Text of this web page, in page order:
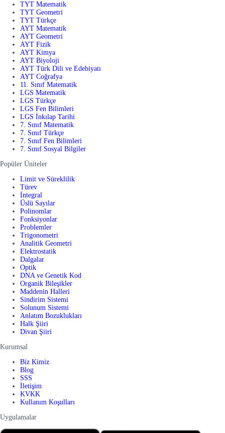
TYT Matematik
TYT Geometri
TYT Türkçe
AYT Matematik
AYT Geometri
AYT Fizik
AYT Kimya
AYT Biyoloji
AYT Türk Dili ve Edebiyatı
AYT Coğrafya
11. Sınıf Matematik
LGS Matematik
LGS Türkçe
LGS Fen Bilimleri
LGS İnkılap Tarihi
7. Sınıf Matematik
7. Sınıf Türkçe
7. Sınıf Fen Bilimleri
7. Sınıf Sosyal Bilgiler
Popüler Üniteler
Limit ve Süreklilik
Türev
İntegral
Üslü Sayılar
Polinomlar
Fonksiyonlar
Problemler
Trigonometri
Analitik Geometri
Elektrostatik
Dalgalar
Optik
DNA ve Genetik Kod
Organik Bileşikler
Maddenin Halleri
Sindirim Sistemi
Solunum Sistemi
Anlatım Bozuklukları
Halk Şiiri
Divan Şiiri
Kurumsal
Biz Kimiz
Blog
SSS
İletişim
KVKK
Kullanım Koşulları
Uygulamalar